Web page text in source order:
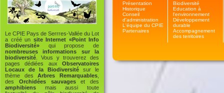
Le CPIE Pays de Serrres-Vallée du Lot
a créé un site Internet «Point Info
Biodiversité» qui propose de
nombreuses informations sur la
biodiversité . Vous y trouverez des
pages dédiées aux Observatoires
Locaux de la Biodiversité sur le
thème desArbres Remarquables
des Orchidées sauvageset des
amphibiens mais aussi toute
Présentation
Historique
Conseil
d'administration
L'équipe du CPIE
Partenaires
Biodiversité
Education à
l'environnement
Développement
durable
Accompagnement
des territoires